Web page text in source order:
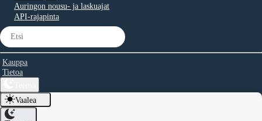
Auringon nousu- ja laskuajat
API-rajapinta
Kauppa
Tietoa
Vaalea